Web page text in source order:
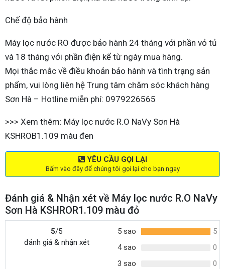
Chế độ bảo hành
Máy lọc nước RO được bảo hành 24 tháng với phần vỏ tủ
và 18 tháng với phần điện kể từ ngày mua hàng.
Mọi thắc mắc về điều khoản bảo hành và tình trạng sản
phẩm, vui lòng liên hệ Trung tâm chăm sóc khách hàng
Sơn Hà – Hotline miễn phí: 0979226565
>>> Xem thêm: Máy lọc nước R.O NaVy Sơn Hà
KSHROB1.109 màu đen
YÊU CẦU GỌI LẠI
Bấm vào đây để chúng tôi gọi lại cho bạn ngay
Đánh giá & Nhận xét về Máy lọc nước R.O NaVy
Sơn Hà KSHROR1.109 màu đỏ
5/5
đánh giá & nhận xét
5 sao
5
4 sao
0
3 sao
0